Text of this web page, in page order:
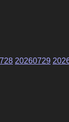
20260729